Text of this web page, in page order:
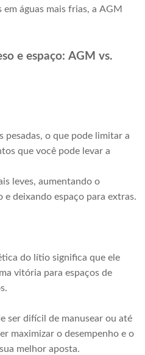
águas mais frias, a AGM
e espaço: AGM vs.
pesadas, o que pode limitar a
que você pode levar a
leves, aumentando o
e deixando espaço para extras.
do lítio significa que ele
vitória para espaços de
ser difícil de manusear ou até
maximizar o desempenho e o
melhor aposta.